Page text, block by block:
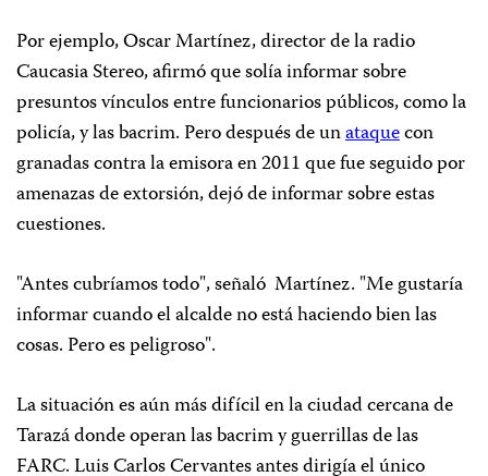
Por ejemplo, Oscar Martínez, director de la radio ​​
Caucasia Stereo, afirmó que solía informar sobre
presuntos vínculos entre funcionarios públicos, como la
policía, y las bacrim. Pero después de unataquecon
granadas contra la emisora en 2011 que fue seguido por
amenazas de extorsión, dejó de informar sobre estas
cuestiones.
"Antes cubríamos todo", señaló Martínez. "Me gustaría
informar cuando el alcalde no está haciendo bien las
cosas. Pero es peligroso".
La situación es aún más difícil en la ciudad cercana de
Tarazá donde operan las bacrim y guerrillas de las
FARC. Luis Carlos Cervantes antes dirigía el único